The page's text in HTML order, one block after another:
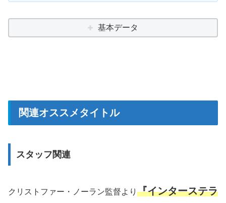
基本データ
関連オススメタイトル
スタッフ関連
クリストファー・ノーラン監督より 『インターステラ